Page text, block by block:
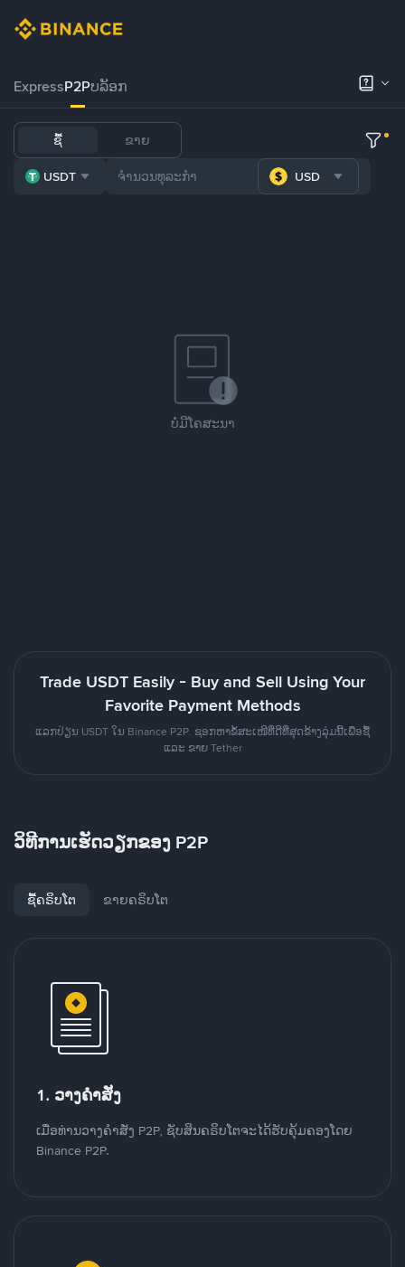
ExpressP2Pບລັອກ
ຊື້ ຂາຍ
USDT USD
ບໍ່ມີໂຄສະນາ
Trade USDT Easily - Buy and Sell Using Your
Favorite Payment Methods
ແລກປ່ຽນ USDT ໃນ Binance P2P. ຊອກຫາຂໍ້ສະເໜີທີ່ດີທີ່ສຸດຂ້າງລຸ່ມນີ້ເພື່ອຊື້
ແລະ ຂາຍ Tether
ວິທີການເຮັດວຽກຂອງ P2P
ຊື້ຄຣິບໂຕ ຂາຍຄຣິບໂຕ
1. ວາງຄໍາສັ່ງ
ເມື່ອທ່ານວາງຄໍາສັ່ງ P2P, ຊັບສິນຄຣິບໂຕຈະໄດ້ຮັບຄຸ້ມຄອງໂດຍ
Binance P2P.